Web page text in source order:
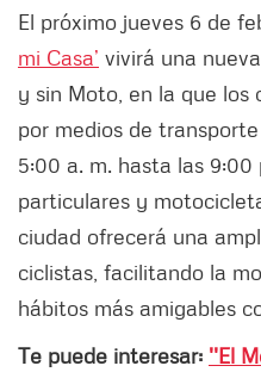
El próximo jueves 6 de
mi Casa’ vivirá una
y sin Moto, en la que los
por medios de
5:00 a. m. hasta las 9:00
particulares y
ciudad ofrecerá una
ciclistas, facilitando la
hábitos más amigables
Te puede interesar: ''El